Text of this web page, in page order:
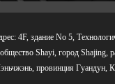
4F, здание No 5,
Shayi, город Shajing,
провинция Гуандун,